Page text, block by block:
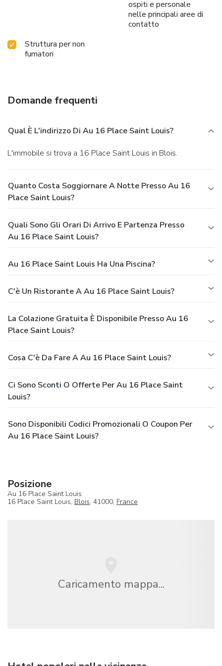
ospiti e personale
nelle principali aree di
contatto
Struttura per non
fumatori
Domande frequenti
Qual È L'indirizzo Di Au 16 Place Saint Louis?
L'immobile si trova a 16 Place Saint Louis in Blois.
Quanto Costa Soggiornare A Notte Presso Au 16
Place Saint Louis?
Quali Sono Gli Orari Di Arrivo E Partenza Presso
Au 16 Place Saint Louis?
Au 16 Place Saint Louis Ha Una Piscina?
C'è Un Ristorante A Au 16 Place Saint Louis?
La Colazione Gratuita È Disponibile Presso Au 16
Place Saint Louis?
Cosa C'è Da Fare A Au 16 Place Saint Louis?
Ci Sono Sconti O Offerte Per Au 16 Place Saint
Louis?
Sono Disponibili Codici Promozionali O Coupon Per
Au 16 Place Saint Louis?
Posizione
Au 16 Place Saint Louis
16 Place Saint Louis, Blois, 41000, France
Caricamento mappa...